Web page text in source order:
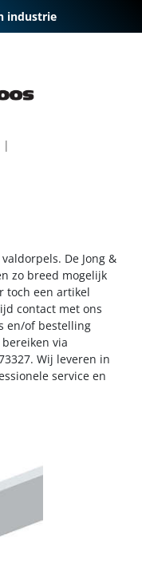
industrie
De Jong &
zo breed mogelijk
toch een artikel
contact met ons
en/of bestelling
via
Wij leveren in
service en